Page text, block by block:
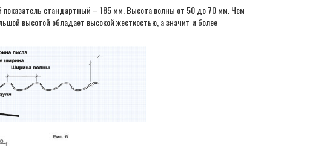
стандартный – 185 мм. Высота волны от 50 до 70 мм. Чем
высотой обладает высокой жесткостью, а значит и более